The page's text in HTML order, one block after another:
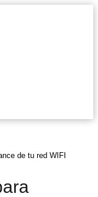
de tu red WIFI